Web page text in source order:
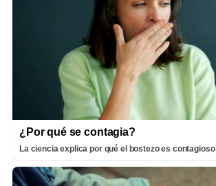
¿Por qué se contagia?
La ciencia explica por qué el bostezo es contagioso